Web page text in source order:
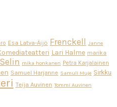
Esa Latva-Äijö Frenckell
Janne
Lari Halme marika
mika honkanen Petra Karjalainen
Samuel Harjanne Samuli Muje Sirkku
Teija Auvinen Tommi Auvinen